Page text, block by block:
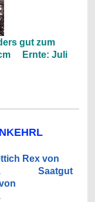
gut zum
Ernte: Juli
Rex von
Saatgut